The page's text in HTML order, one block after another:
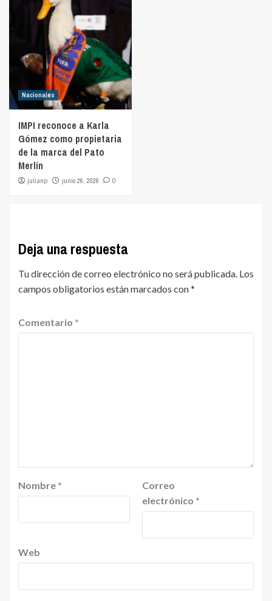
Nacionales
IMPI reconoce a Karla
Gómez como propietaria
de la marca del Pato
Merlín
julianp junio 26, 2026 0
Deja una respuesta
Tu dirección de correo electrónico no será publicada. Los
campos obligatorios están marcados con*
Comentario *
Nombre *
Correo
electrónico *
Web